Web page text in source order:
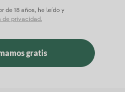
de 18 años, he leído y
de privacidad.
gratis